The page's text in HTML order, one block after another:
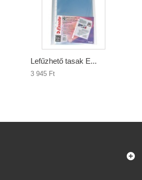
Lefűzhető tasak E...
3 945 Ft‎